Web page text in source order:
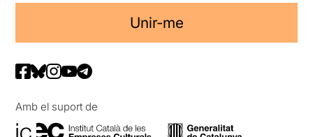
Unir-me
Amb el suport de